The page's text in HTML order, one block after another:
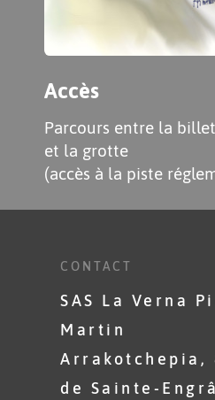
Accès
Parcours entre la
et la grotte
(accès à la piste
CONTACT
SAS La Verna
Martin
Arrakotchepia,
de Sainte-